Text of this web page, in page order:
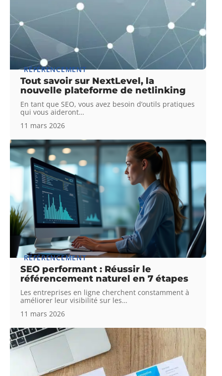
RÉFÉRENCEMENT
Tout savoir sur NextLevel, la
nouvelle plateforme de netlinking
En tant que SEO, vous avez besoin d’outils pratiques
qui vous aideront…
11 mars 2026
RÉFÉRENCEMENT
SEO performant : Réussir le
référencement naturel en 7 étapes
Les entreprises en ligne cherchent constamment à
améliorer leur visibilité sur les…
11 mars 2026